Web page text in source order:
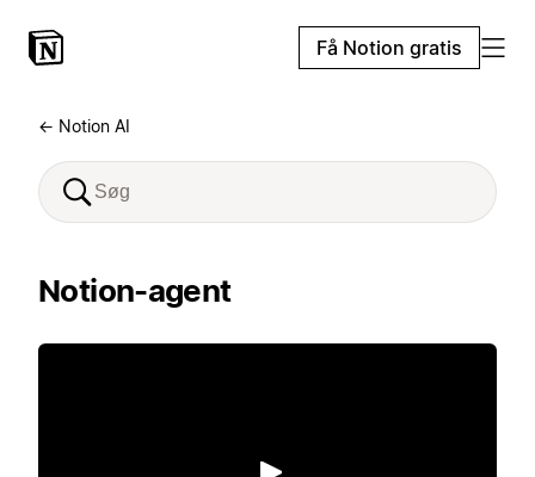
Få Notion gratis
← Notion AI
Notion-agent